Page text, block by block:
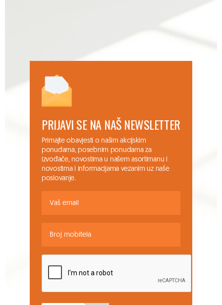
PRIJAVI SE NA NAŠ NEWSLETTER
Primajte obavjesti o našim akcijskim
ponudama, posebnim ponudama za
izvođače, novostima u našem asortimanu i
novostima i informacijama vezanim uz naše
poslovanje.